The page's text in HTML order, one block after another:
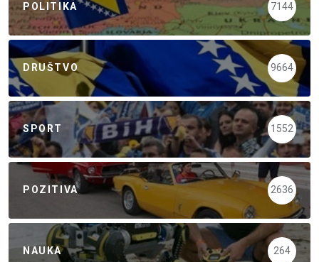
POLITIKA 7144
DRUŠTVO 9664
SPORT 1552
POZITIVA 2636
NAUKA 264